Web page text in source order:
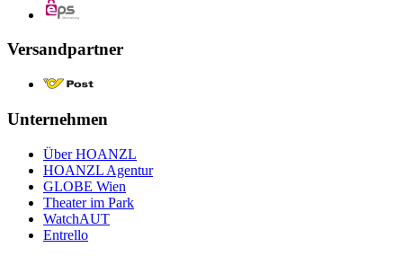
Versandpartner
Unternehmen
Über HOANZL
HOANZL Agentur
GLOBE Wien
Theater im Park
WatchAUT
Entrello